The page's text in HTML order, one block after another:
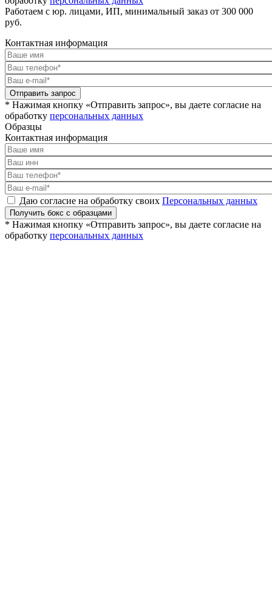
Работаем с юр. лицами, ИП, минимальный заказ от 300 000
руб.
Контактная информация
Отправить запрос
* Нажимая кнопку «Отправить запрос», вы даете согласие на
обработку персональных данных
Образцы
Контактная информация
Даю согласие на обработку своих Персональных данных
Получить бокс с образцами
* Нажимая кнопку «Отправить запрос», вы даете согласие на
обработку персональных данных